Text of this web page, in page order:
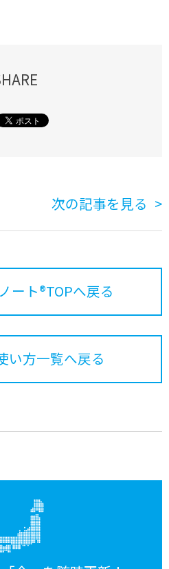
次の記事を見る
ート®TOPへ戻る
い方一覧へ戻る